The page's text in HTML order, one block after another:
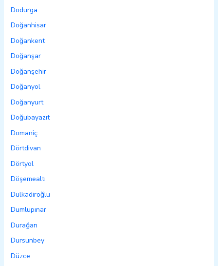
Dodurga
Doğanhisar
Doğankent
Doğanşar
Doğanşehir
Doğanyol
Doğanyurt
Doğubayazıt
Domaniç
Dörtdivan
Dörtyol
Döşemealtı
Dulkadiroğlu
Dumlupınar
Durağan
Dursunbey
Düzce